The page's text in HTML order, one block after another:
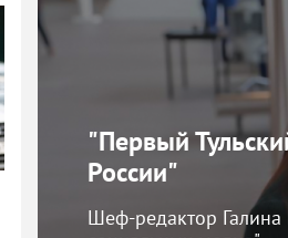
"Первый
России"
Шеф-редактор